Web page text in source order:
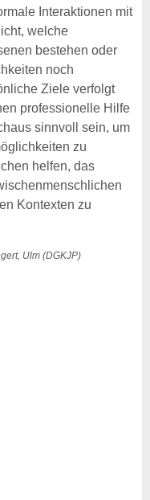
Interaktionen mit
welche
bestehen oder
noch
Ziele verfolgt
professionelle Hilfe
sinnvoll sein, um
zu
helfen, das
Kontexten zu
Ulm (DGKJP)